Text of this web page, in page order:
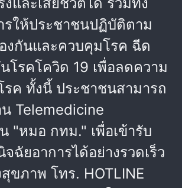
รให้ประชาชนปฏิบัติตาม
งกันและควบคุมโรค ฉีด
โรคโควิด 19 เพื่อลดความ
รค ทั้งนี้ ประชาชนสามารถ
Telemedicine
"หมอ กทม." เพื่อเข้ารับ
ฉัยอาการได้อย่างรวดเร็ว
ขภาพ โทร. HOTLINE